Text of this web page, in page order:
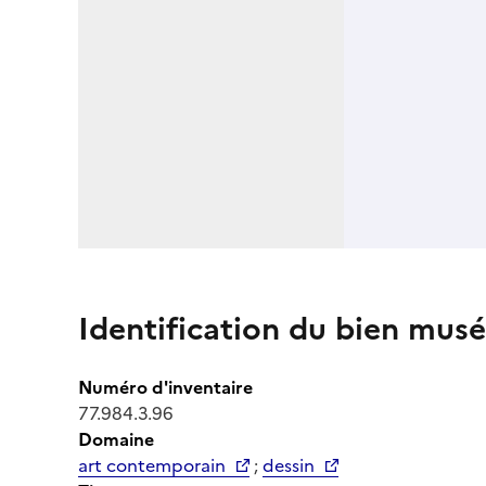
Identification du bien
Numéro d'inventaire
77.984.3.96
Domaine
art contemporain
;dessin